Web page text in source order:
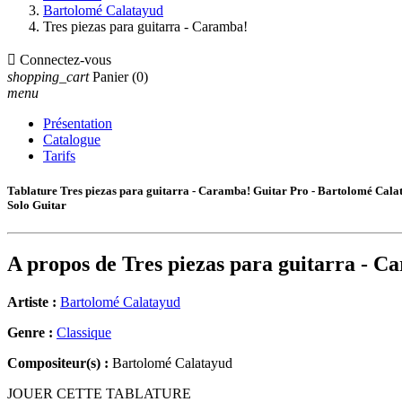
Bartolomé Calatayud
Tres piezas para guitarra - Caramba!
 Connectez-vous
shopping_cart Panier (0)
menu
Présentation
Catalogue
Tarifs
Tablature Tres piezas para guitarra - Caramba! Guitar Pro - Bartolomé
Solo Guitar
A propos de Tres piezas para guitarra -
Artiste : Bartolomé Calatayud
Genre : Classique
Compositeur(s) : Bartolomé Calatayud
JOUER CETTE TABLATURE